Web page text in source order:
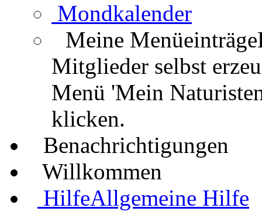
Mondkalender
Meine Menüeinträge
Mitglieder selbst
Menü 'Mein
klicken.
Benachrichtigungen
Willkommen
HilfeAllgemeine Hilfe